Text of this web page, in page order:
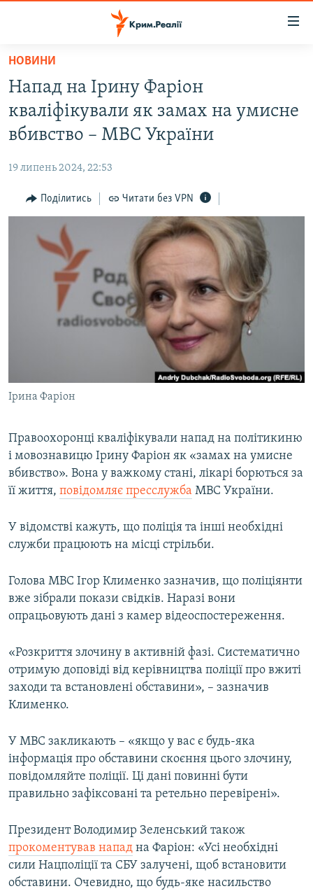
Перейти
основного
матеріалу
Перейти
до
основної
Перейти
до
ВОДА.КРИМ
ВІДЕО ТА ФОТО
БЛОГИ
ПОГЛЯД
ІНТЕРВ'Ю
ВСЕ ЗА ДЕНЬ
СПЕЦПРОЕКТИ
ДЕПОРТАЦІЯ
ВІДЕОУРОКИ «ELIFBE»
ІНФОГРАФІКА
ЯК ОБІЙТИ БЛОКУВАННЯ
ДОЛУЧАЙСЯ!
Усі сайти RFE/RL
НОВИНИ
Напад на Ірину Фаріон
кваліфікували як замах на умисне
вбивство – МВС України
19 липень 2024, 22:53
Поділитись Читати без VPN
Ірина Фаріон
Правоохоронці кваліфікували напад на політикиню
і мовознавицю Ірину Фаріон як «замах на умисне
вбивство». Вона у важкому стані, лікарі борються за
її життя, повідомляє пресслужба МВС України.
У відомстві кажуть, що поліція та інші необхідні
служби працюють на місці стрільби.
Голова МВС Ігор Клименко зазначив, що поліціянти
вже зібрали покази свідків. Наразі вони
опрацьовують дані з камер відеоспостереження.
«Розкриття злочину в активній фазі. Систематично
отримую доповіді від керівництва поліції про вжиті
заходи та встановлені обставини», – зазначив
Клименко.
У МВС закликають – «якщо у вас є будь-яка
інформація про обставини скоєння цього злочину,
повідомляйте поліції. Ці дані повинні бути
правильно зафіксовані та ретельно перевірені».
Президент Володимир Зеленський також
прокоментував напад на Фаріон: «Усі необхідні
сили Нацполіції та СБУ залучені, щоб встановити
обставини. Очевидно, що будь-яке насильство